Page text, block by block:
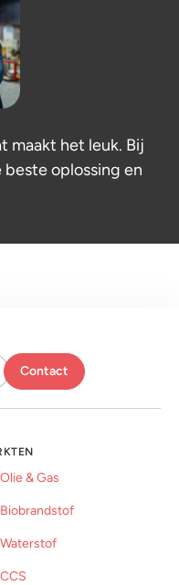
maakt het leuk. Bij
beste oplossing en
Contact
Olie & Gas
Biobrandstof
Waterstof
CCS